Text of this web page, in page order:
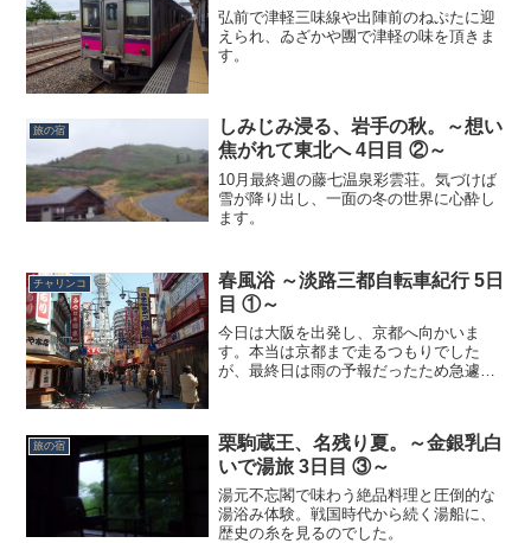
弘前で津軽三味線や出陣前のねぷたに迎
えられ、ゐざかや團で津軽の味を頂きま
す。
旅の宿
しみじみ浸る、岩手の秋。～想い
焦がれて東北へ 4日目 ②～
10月最終週の藤七温泉彩雲荘。気づけば
雪が降り出し、一面の冬の世界に心酔し
ます。
チャリンコ
春風浴 ～淡路三都自転車紀行 5日
目 ①～
今日は大阪を出発し、京都へ向かいま
す。本当は京都まで走るつもりでした
が、最終日は雨の予報だったため急遽電
飲み屋やパチンコ屋がこれでも...
旅の宿
栗駒蔵王、名残り夏。～金銀乳白
いで湯旅 3日目 ③～
湯元不忘閣で味わう絶品料理と圧倒的な
湯浴み体験。戦国時代から続く湯船に、
歴史の糸を見るのでした。